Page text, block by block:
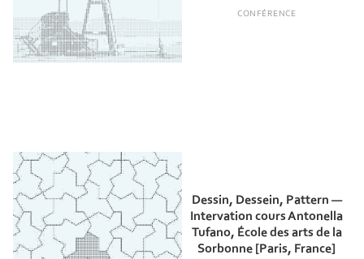
CONFÉRENCE
Dessin, Dessein, Pattern —
Intervation cours Antonella
Tufano, École des arts de la
Sorbonne [Paris, France]